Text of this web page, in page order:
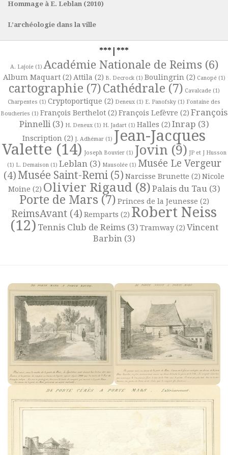
Hommage à E. Leblan (2010)
L’archéologie dans la ville
***|***
A. Lajoie(1) Académie Nationale de Reims (6)
Album Maquart(2) Attila (2) B. Decrock(1) Boulingrin (2) Canopé(1)
cartographie (7)Cathédrale (7) Cavalcade(1)
Charpentes (1) Cryptoportique (2) Deneux (1) E. Panofsky (1) Fontaine des
Boucheries (1) François Berthelot (2) François Lefèvre (2) François
Pinnelli (3) H. Deneux(1) H. Jadart(1) Halles (2) Inrap (3)
Inscription (2) J. Adhémar (1) Jean-Jacques
Valette (14) Joseph Bouvier(1) Jovin (9) JP et J Husson
(1) L. Demaison (1) Leblan (3) Mausolée(1) Musée Le Vergeur
(4) Musée Saint-Remi (5) Narcisse Brunette (2) Nicole
Moine (2) Olivier Rigaud (8) Palais du Tau (3)
Porte de Mars(7) Princes de la Jeunesse (2)
ReimsAvant (4) Remparts (2) Robert Neiss
(12) Tennis Club de Reims(3) Tramway(2) Vincent
Barbin (3)